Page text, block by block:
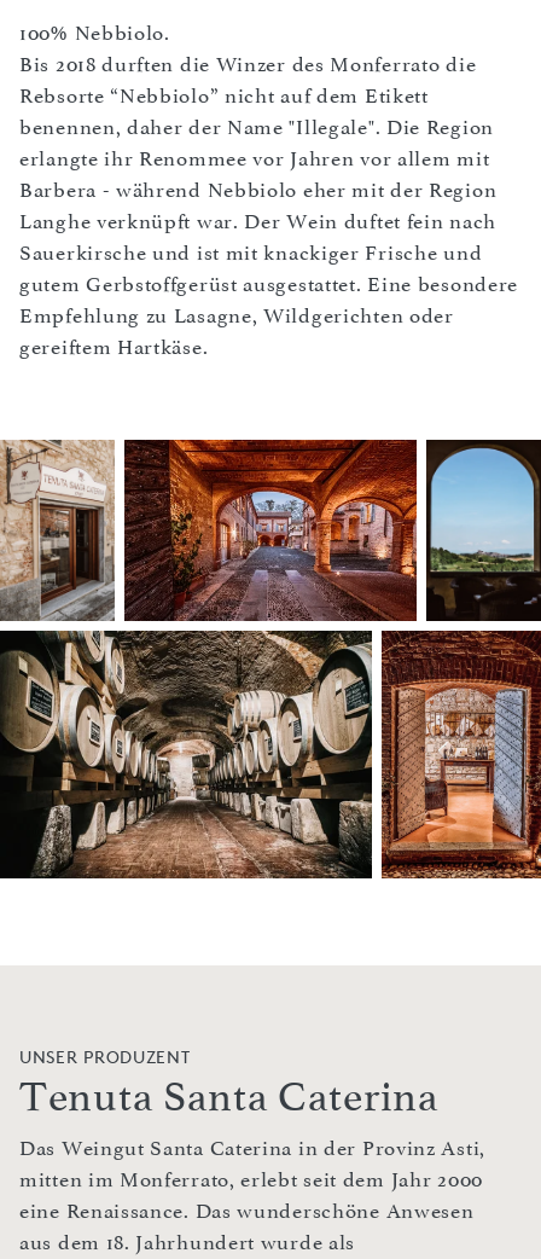
100% Nebbiolo.
Bis 2018 durften die Winzer des Monferrato die
Rebsorte “Nebbiolo” nicht auf dem Etikett
benennen, daher der Name "Illegale". Die Region
erlangte ihr Renommee vor Jahren vor allem mit
Barbera - während Nebbiolo eher mit der Region
Langhe verknüpft war. Der Wein duftet fein nach
Sauerkirsche und ist mit knackiger Frische und
gutem Gerbstoffgerüst ausgestattet. Eine besondere
Empfehlung zu Lasagne, Wildgerichten oder
gereiftem Hartkäse.
UNSER PRODUZENT
Tenuta Santa Caterina
Das Weingut Santa Caterina in der Provinz Asti,
mitten im Monferrato, erlebt seit dem Jahr 2000
eine Renaissance. Das wunderschöne Anwesen
aus dem 18. Jahrhundert wurde als